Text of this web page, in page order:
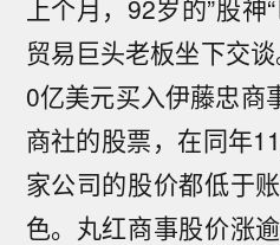
上个月，92岁的”股
贸易巨头老板坐下交
0亿美元买入伊藤忠商
商社的股票，在同年
家公司的股价都低于
色。丸红商事股价涨